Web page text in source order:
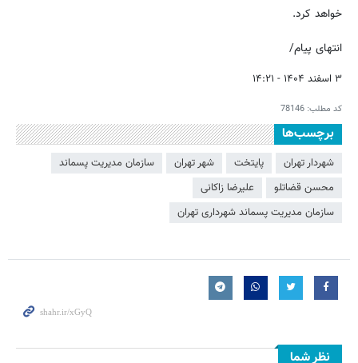
خواهد کرد.
انتهای پیام/
۳ اسفند ۱۴۰۴ - ۱۴:۲۱
کد مطلب: 78146
برچسب‌ها
شهردار تهران پایتخت شهر تهران
سازمان مديريت پسماند
محسن قضاتلو
علیرضا زاکانی
سازمان مدیریت پسماند شهرداری تهران
نظر شما